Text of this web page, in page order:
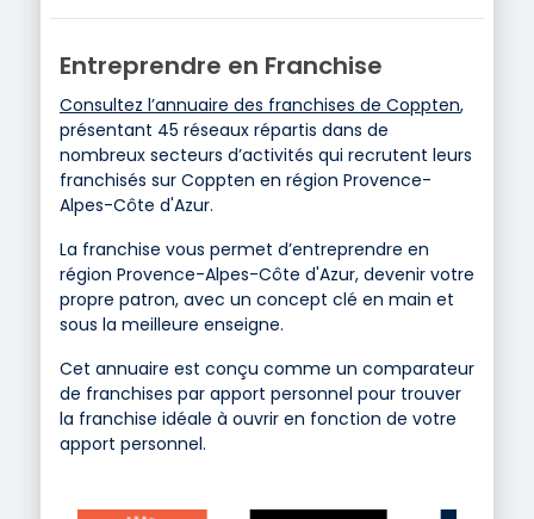
Entreprendre en Franchise
Consultez l’annuaire des franchises de Coppten,
présentant 45 réseaux répartis dans de
nombreux secteurs d’activités qui recrutent leurs
franchisés sur Coppten en région Provence-
Alpes-Côte d'Azur.
La franchise vous permet d’entreprendre en
région Provence-Alpes-Côte d'Azur, devenir votre
propre patron, avec un concept clé en main et
sous la meilleure enseigne.
Cet annuaire est conçu comme un comparateur
de franchises par apport personnel pour trouver
la franchise idéale à ouvrir en fonction de votre
apport personnel.